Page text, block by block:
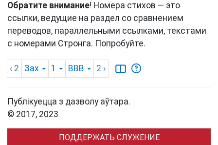
Обратите внимание! Номера стихов — это
ссылки, ведущие на раздел со сравнением
переводов, параллельными ссылками, текстами
с номерами Стронга. Попробуйте.
‹ 2 Зах 1 BBB 2 ›
Публікуецца з дазволу аўтара.
© 2017, 2023
ПОДДЕРЖАТЬ СЛУЖЕНИЕ